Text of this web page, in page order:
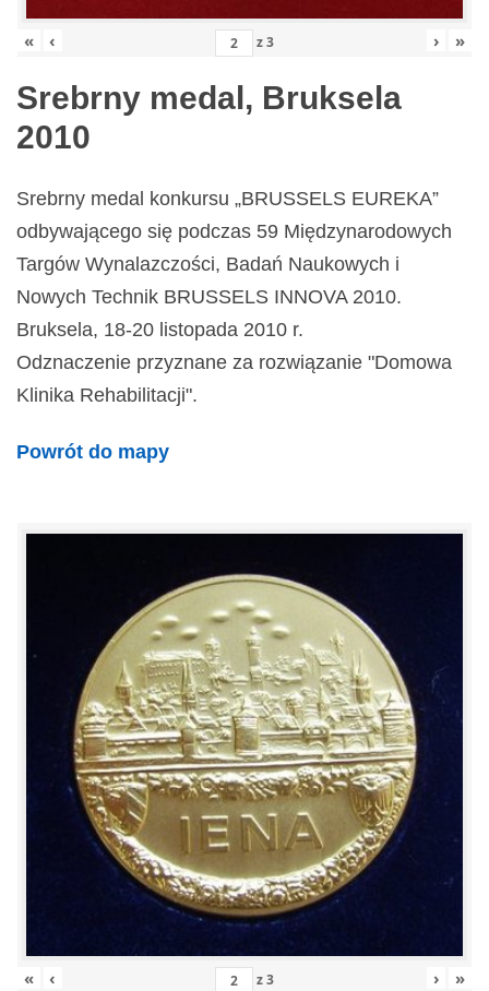
« ‹ z3 › »
Srebrny medal, Bruksela
2010
Srebrny medal konkursu „BRUSSELS EUREKA”
odbywającego się podczas 59 Międzynarodowych
Targów Wynalazczości, Badań Naukowych i
Nowych Technik BRUSSELS INNOVA 2010.
Bruksela, 18-20 listopada 2010 r.
Odznaczenie przyznane za rozwiązanie "Domowa
Klinika Rehabilitacji".
Powrót do mapy
« ‹ z3 › »